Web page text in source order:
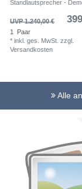
Standlautsprecher -
UVP 1.240,00 €
1
Paar
*inkl. ges. MwSt. zzgl.
Versandkosten
Alle